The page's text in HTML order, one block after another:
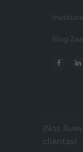
Blog
¡Nos
clientas!